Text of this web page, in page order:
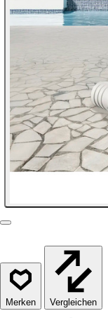
Vergleichen